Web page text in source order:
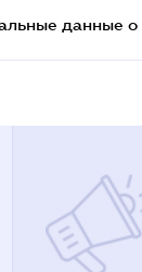
данные